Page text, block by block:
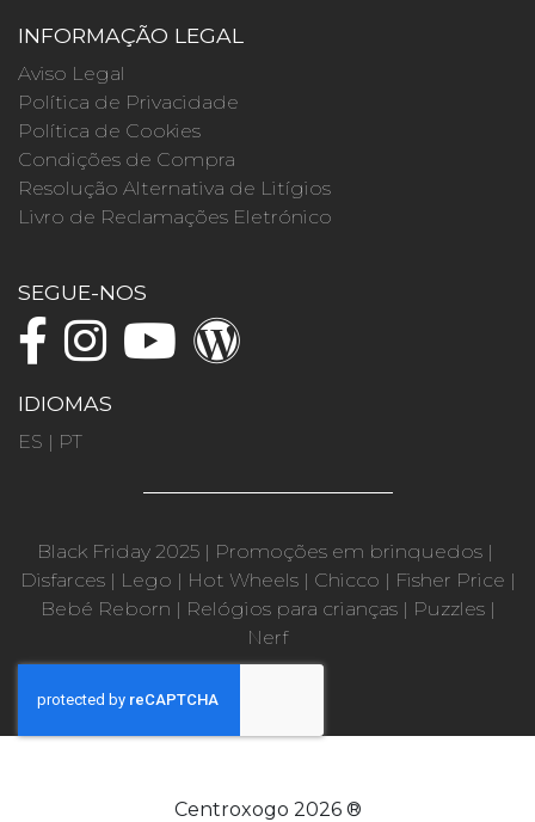
INFORMAÇÃO LEGAL
Aviso Legal
Política de Privacidade
Política de Cookies
Condições de Compra
Resolução Alternativa de Litígios
Livro de Reclamações Eletrónico
SEGUE-NOS
IDIOMAS
ES | PT
Black Friday 2025 | Promoções em brinquedos |
Disfarces| Lego | Hot Wheels| Chicco | Fisher Price |
Bebé Reborn | Relógios para crianças| Puzzles|
Nerf
Centroxogo 2026 ®